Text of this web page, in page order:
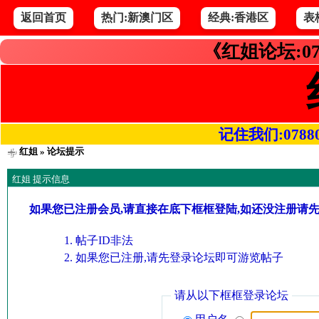
返回首页 热门:新澳门区 经典:香港区 表
《红姐论坛
记住我们
红姐» 论坛提示
红姐 提示信息
如果您已注册会员,请直接在底下框框登陆,如还没注册请
帖子ID非法
如果您已注册,请先登录论坛即可游览帖子
请从以下框框登录论坛